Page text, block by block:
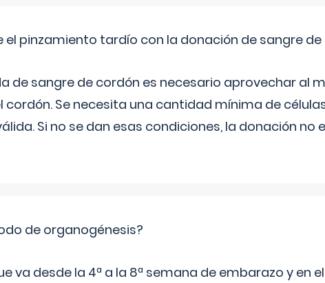
el pinzamiento tardío con la donación de sangre de
de sangre de cordón es necesario aprovechar al
cordón. Se necesita una cantidad mínima de
Si no se dan esas condiciones, la donación no
de organogénesis?
va desde la 4ª a la 8ª semana de embarazo y en